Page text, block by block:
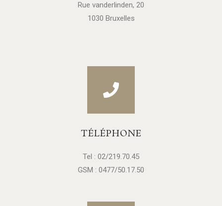
Rue vanderlinden, 20
1030 Bruxelles
TÉLÉPHONE
Tel : 02/219.70.45
GSM : 0477/50.17.50